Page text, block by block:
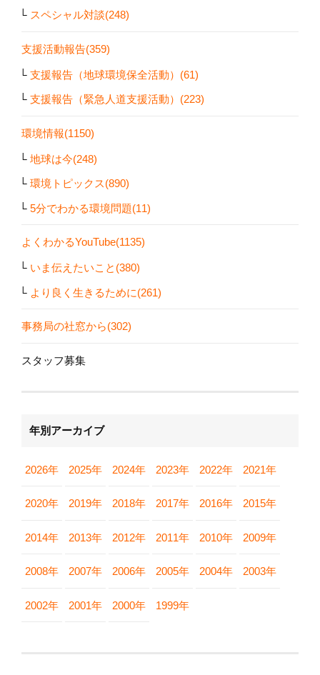
スペシャル対談(248)
支援活動報告(359)
支援報告（地球環境保全活動）(61)
支援報告（緊急人道支援活動）(223)
環境情報(1150)
地球は今(248)
環境トピックス(890)
5分でわかる環境問題(11)
よくわかるYouTube(1135)
いま伝えたいこと(380)
より良く生きるために(261)
事務局の社窓から(302)
スタッフ募集
年別アーカイブ
2026年 2025年 2024年 2023年 2022年 2021年
2020年 2019年 2018年 2017年 2016年 2015年
2014年 2013年 2012年 2011年 2010年 2009年
2008年 2007年 2006年 2005年 2004年 2003年
2002年 2001年 2000年 1999年